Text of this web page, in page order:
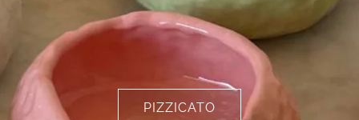
PIZZICATO